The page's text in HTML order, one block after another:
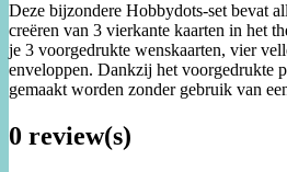
Deze bijzondere Hobbydots-set bevat
creëren van 3 vierkante kaarten in het
je 3 voorgedrukte wenskaarten, vier
enveloppen. Dankzij het voorgedrukte
gemaakt worden zonder gebruik van
0 review(s)